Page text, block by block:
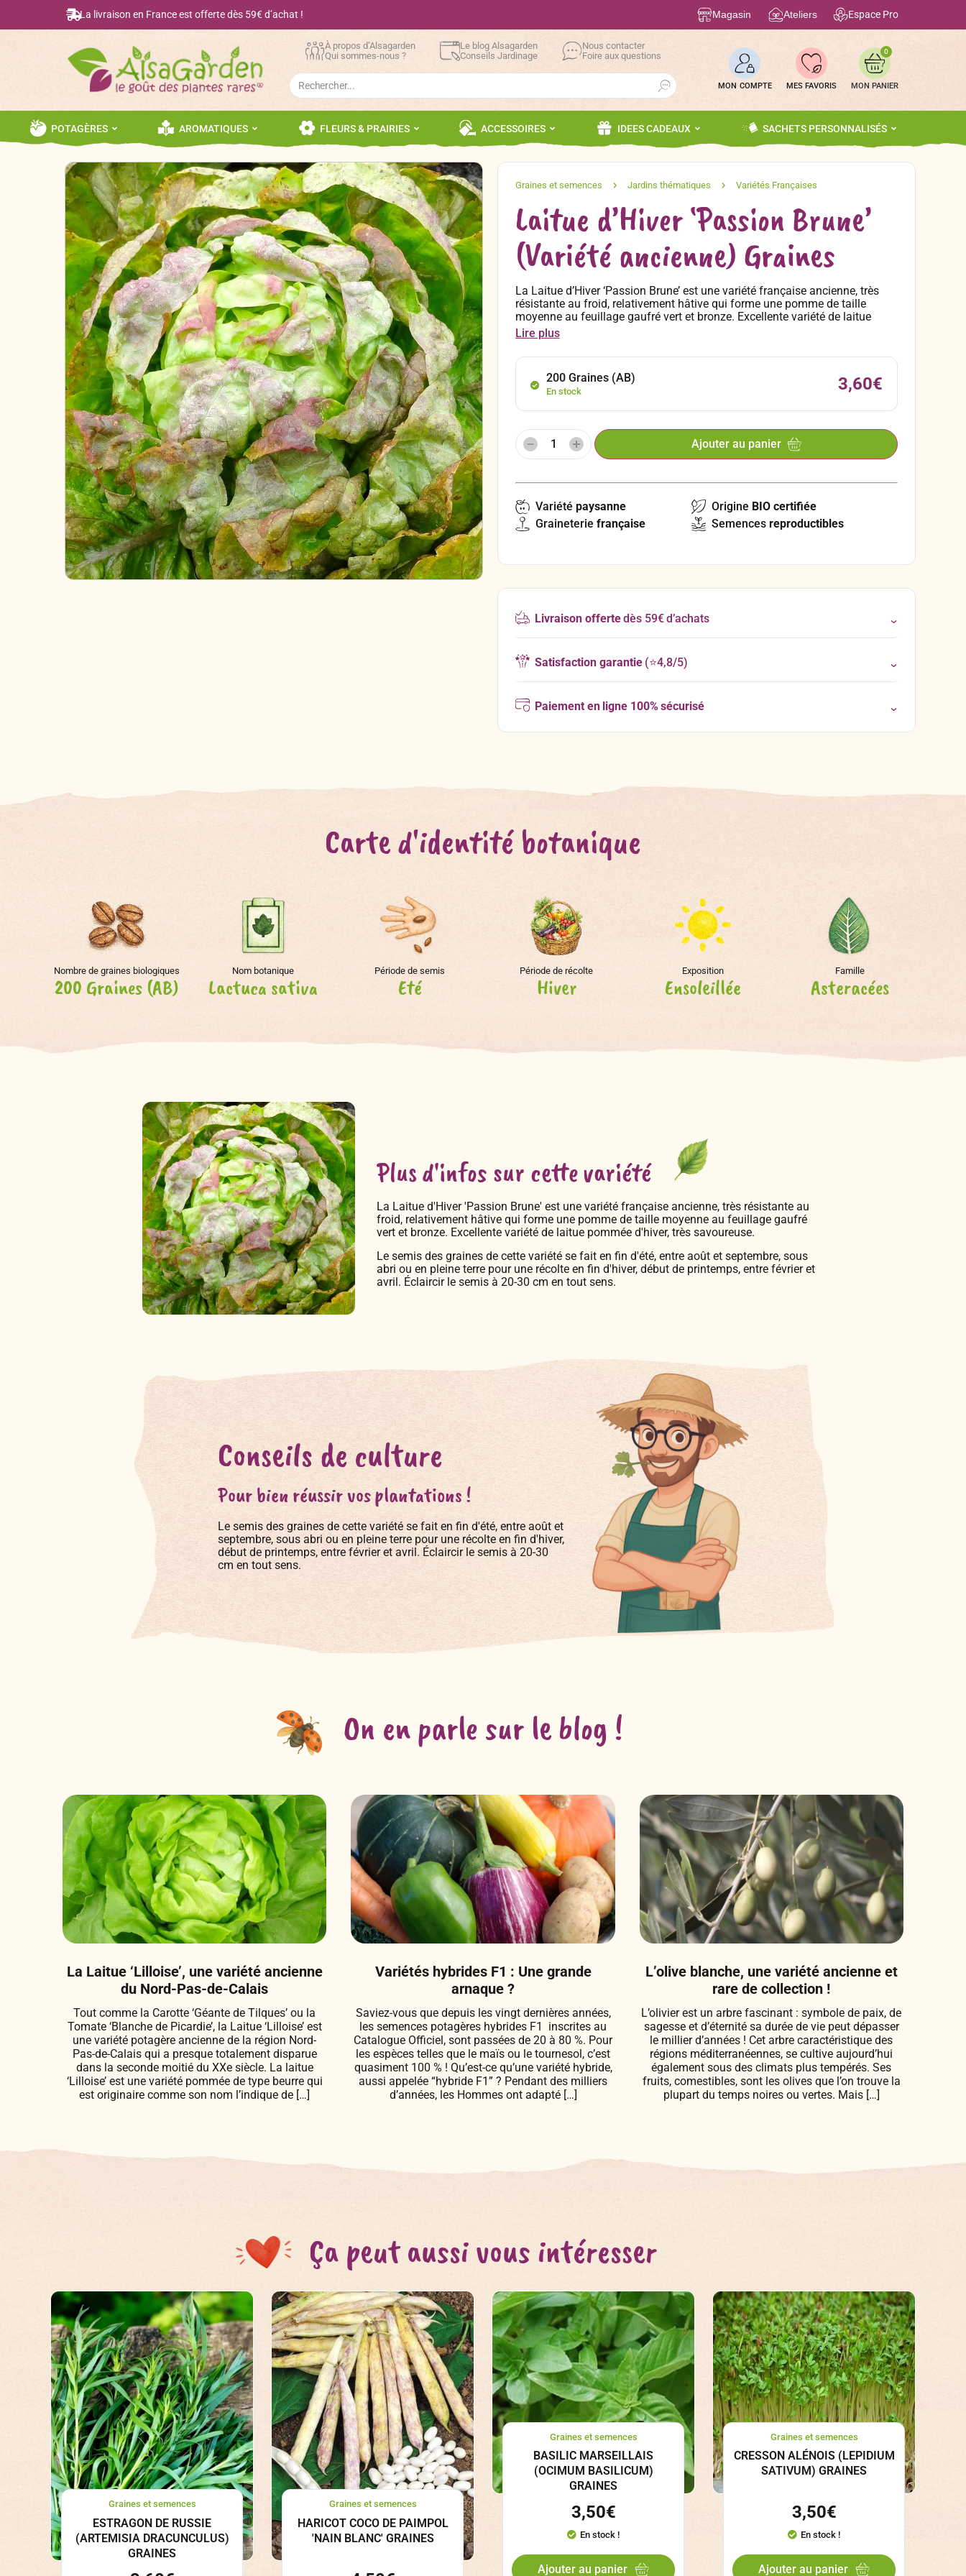
La livraison en France est offerte dès 59€ d’achat ! Magasin Ateliers Espace Pro
À propos d’Alsagarden
Qui sommes-nous ?
Le blog Alsagarden
Conseils Jardinage
Nous contacter
Foire aux questions
Search
for:
Search Button
MON COMPTE MES FAVORIS
0
POTAGÈRES AROMATIQUES FLEURS & PRAIRIES ACCESSOIRES IDEES CADEAUX SACHETS PERSONNALISÉS
Laitue d’Hiver ‘Passion Brune’
(Variété ancienne) Graines
La Laitue d’Hiver ‘Passion Brune’ est une variété française ancienne, très
résistante au froid, relativement hâtive qui forme une pomme de taille
moyenne au feuillage gaufré vert et bronze. Excellente variété de laitue
pommée d’hiver, très savoureuse.
Lire plus
200 Graines (AB)
En stock 3,60€
Ajouter au panier
Variété paysanne Origine BIO certifiée
Graineterie française Semences reproductibles
Livraison offertedès 59€ d’achats
Satisfaction garantie(⭐4,8/5)
Paiement en ligne 100% sécurisé
Carte d'identité botanique
Nombre de graines biologiques
200 Graines (AB)
Nom botanique
Lactuca sativa
Période de semis
Eté
Période de récolte
Hiver
Exposition
Ensoleillée
Famille
Asteracées
Plus d'infos sur cette variété
La Laitue d'Hiver 'Passion Brune' est une variété française ancienne, très résistante au
froid, relativement hâtive qui forme une pomme de taille moyenne au feuillage gaufré
vert et bronze. Excellente variété de laitue pommée d'hiver, très savoureuse.
Le semis des graines de cette variété se fait en fin d'été, entre août et septembre, sous
abri ou en pleine terre pour une récolte en fin d'hiver, début de printemps, entre février et
avril. Éclaircir le semis à 20-30 cm en tout sens.
Conseils de culture
Pour bien réussir vos plantations !
Le semis des graines de cette variété se fait en fin d'été, entre août et
septembre, sous abri ou en pleine terre pour une récolte en fin d'hiver,
début de printemps, entre février et avril. Éclaircir le semis à 20-30
cm en tout sens.
On en parle sur le blog !
La Laitue ‘Lilloise’, une variété ancienne
du Nord-Pas-de-Calais
Tout comme la Carotte ‘Géante de Tilques’ ou la
Tomate ‘Blanche de Picardie’, la Laitue ‘Lilloise’ est
une variété potagère ancienne de la région Nord-
Pas-de-Calais qui a presque totalement disparue
dans la seconde moitié du XXe siècle. La laitue
‘Lilloise’ est une variété pommée de type beurre qui
est originaire comme son nom l’indique de […]
Variétés hybrides F1 : Une grande
arnaque ?
Saviez-vous que depuis les vingt dernières années,
les semences potagères hybrides F1 inscrites au
Catalogue Officiel, sont passées de 20 à 80 %. Pour
les espèces telles que le maïs ou le tournesol, c’est
quasiment 100 % ! Qu’est-ce qu’une variété hybride,
aussi appelée “hybride F1” ? Pendant des milliers
d’années, les Hommes ont adapté […]
L’olive blanche, une variété ancienne et
rare de collection !
L’olivier est un arbre fascinant : symbole de paix, de
sagesse et d’éternité sa durée de vie peut dépasser
le millier d’années ! Cet arbre caractéristique des
régions méditerranéennes, se cultive aujourd’hui
également sous des climats plus tempérés. Ses
fruits, comestibles, sont les olives que l’on trouve la
plupart du temps noires ou vertes. Mais […]
Ça peut aussi vous intéresser
Graines et semences
ESTRAGON DE RUSSIE
(ARTEMISIA DRACUNCULUS)
GRAINES
Graines et semences
HARICOT COCO DE PAIMPOL
'NAIN BLANC' GRAINES
Graines et semences
BASILIC MARSEILLAIS
(OCIMUM BASILICUM)
GRAINES
3,50€
En stock !
Ajouter au panier
Graines et semences
CRESSON ALÉNOIS (LEPIDIUM
SATIVUM) GRAINES
3,50€
En stock !
Ajouter au panier